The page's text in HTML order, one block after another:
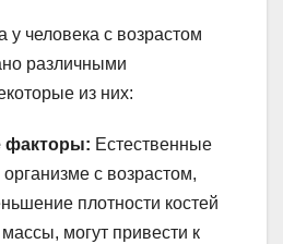
человека с возрастом
различными
из них:
факторы: Естественные
с возрастом,
плотности костей
могут привести к